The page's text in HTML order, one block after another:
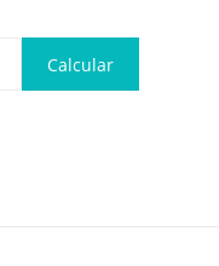
Calcular